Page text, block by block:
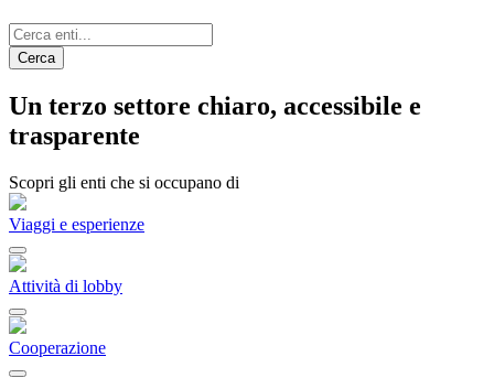
Cerca
Un terzo settore chiaro, accessibile e
trasparente
Scopri gli enti che si occupano di
Viaggi e esperienze
Attività di lobby
Cooperazione